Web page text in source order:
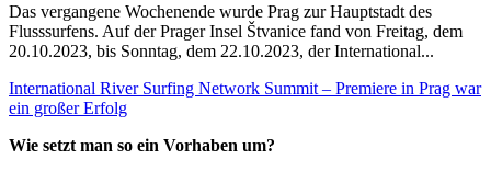
Das vergangene Wochenende wurde Prag zur Hauptstadt des
Flusssurfens. Auf der Prager Insel Štvanice fand von Freitag, dem
20.10.2023, bis Sonntag, dem 22.10.2023, der International...
International River Surfing Network Summit – Premiere in Prag war
ein großer Erfolg
Wie setzt man so ein Vorhaben um?